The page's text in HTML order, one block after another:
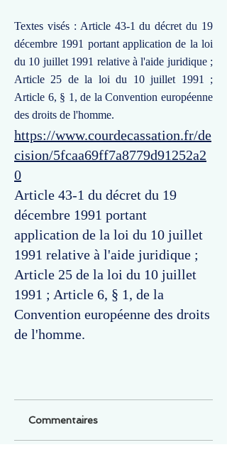
Textes visés : Article 43-1 du décret du 19
décembre 1991 portant application de la loi
du 10 juillet 1991 relative à l'aide juridique ;
Article 25 de la loi du 10 juillet 1991 ;
Article 6, § 1, de la Convention européenne
des droits de l'homme.
https://www.courdecassation.fr/de
cision/5fcaa69ff7a8779d91252a2
0
Article 43-1 du décret du 19
décembre 1991 portant
application de la loi du 10 juillet
1991 relative à l'aide juridique ;
Article 25 de la loi du 10 juillet
1991 ; Article 6, § 1, de la
Convention européenne des droits
de l'homme.
Commentaires